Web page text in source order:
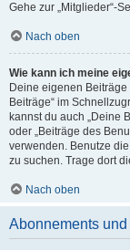
Gehe zur „Mitglieder“-
Nach oben
Wie kann ich meine
Deine eigenen
Beiträge“ im
kannst du auch „Deine
oder „Beiträge des
verwenden. Benutze
zu suchen. Trage dort
Nach oben
Abonnements